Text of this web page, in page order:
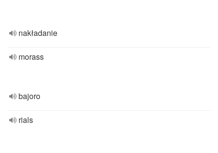
nakładanie
morass
bajoro
rials